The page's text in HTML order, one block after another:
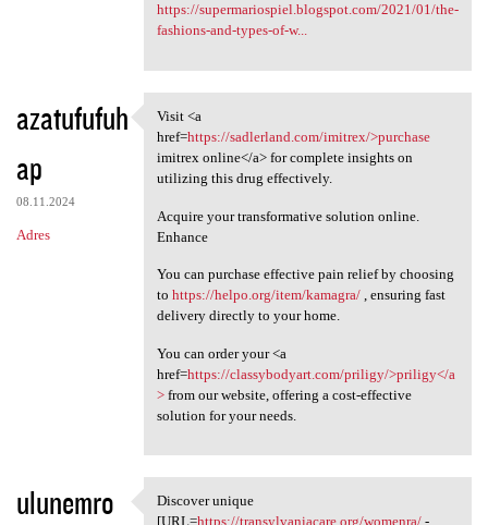
https://supermariospiel.blogspot.com/2021/01/the-
fashions-and-types-of-w...
azatufufuh
ap
08.11.2024
Adres
Visit <a href=https:/
Visit <a
href=https://sadlerland.com/imitrex/>purchase
imitrex online</a> for complete insights on
utilizing this drug effectively.
Acquire your transformative solution online.
Enhance
You can purchase effective pain relief by choosing
to https://helpo.org/item/kamagra/, ensuring fast
delivery directly to your home.
You can order your <a
href=https://classybodyart.com/priligy/>priligy</a
>from our website, offering a cost-effective
solution for your needs.
ulunemro Discover unique [URL=https:/
Discover unique
[URL=https://transylvaniacare.org/womenra/-